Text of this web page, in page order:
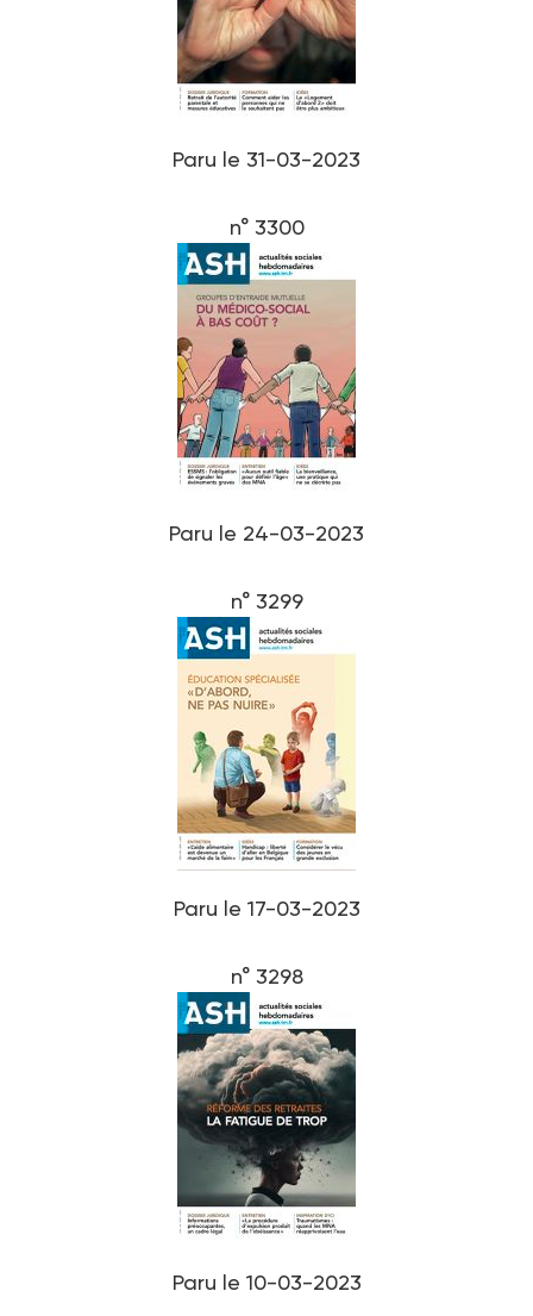
Paru le 31-03-2023
n° 3300
Paru le 24-03-2023
n° 3299
Paru le 17-03-2023
n° 3298
Paru le 10-03-2023